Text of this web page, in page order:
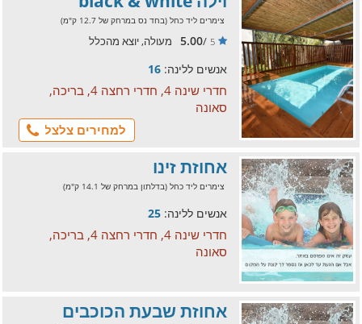
צימרים ליד כחל (בחד נס במרחק של 12.7 ק"מ)
5
/
5.00 מעולה, יוצא מהכלל
אנשים ללינה: 16
חדרי שינה 4, חדרי רחצה 4, בריכה,
סאונה
למחירים צלצל
אחוזת זינו
צימרים ליד כחל (בדלתון במרחק של 14.1 ק"מ)
אנשים ללינה: 25
חדרי שינה 4, חדרי רחצה 4, בריכה,
סאונה
אחוזת שבעת הכוכבים